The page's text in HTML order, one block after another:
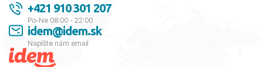
+421 910 301 207
Po-Ne 08:00 - 22:00
idem@idem.sk
Napíšte nám email